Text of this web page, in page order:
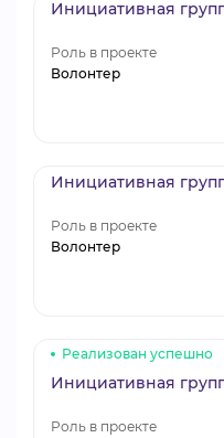
Инициативная
Роль в проекте
Волонтер
Инициативная
Роль в проекте
Волонтер
Реализован успешно
Инициативная
Роль в проекте